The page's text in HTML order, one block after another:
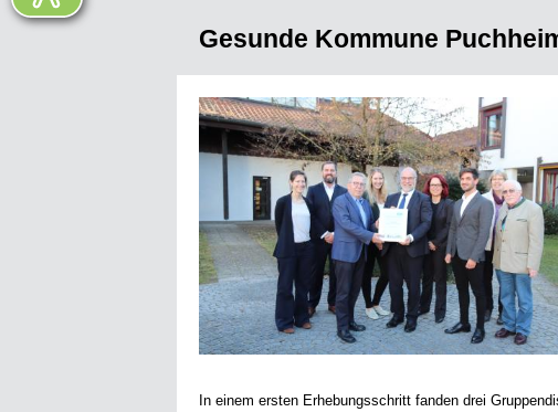
Gesunde Kommune
In einem ersten Erhebungsschritt fanden drei